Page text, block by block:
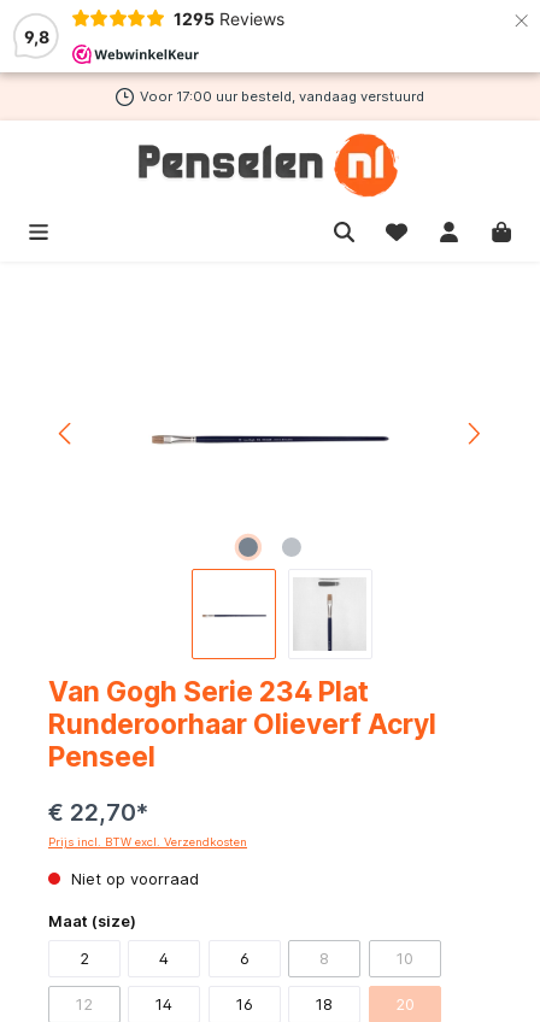
9,8
1295 Reviews ×
hoofdinhoud
Voor 17:00 uur besteld, vandaag verstuurd
Van Gogh Serie 234 Plat
Runderoorhaar Olieverf Acryl
Penseel
€ 22,70*
Prijs incl. BTW excl. Verzendkosten
Niet op voorraad
Maat (size)
2 4 6 8 10
12 14 16 18 20